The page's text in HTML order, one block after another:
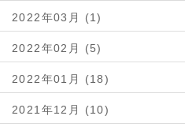
2022年03月 (1)
2022年02月 (5)
2022年01月 (18)
2021年12月 (10)